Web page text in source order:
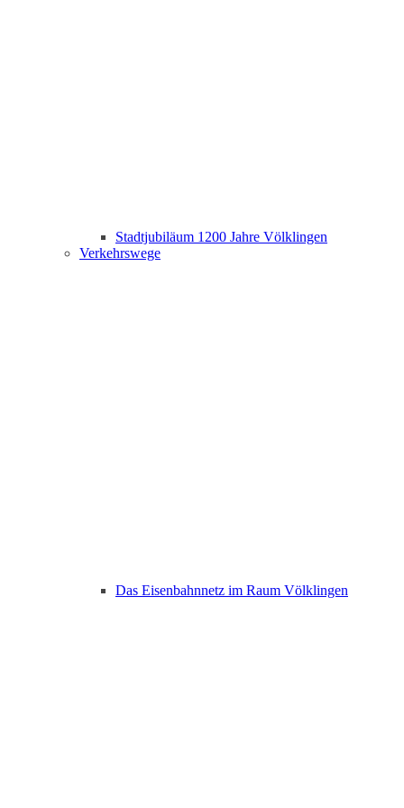
Stadtjubiläum 1200 Jahre Völklingen
Verkehrswege
Das Eisenbahnnetz im Raum Völklingen